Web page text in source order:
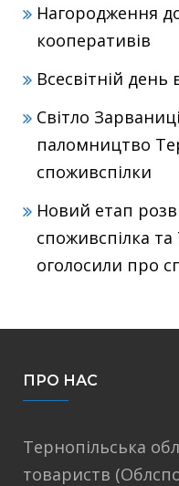
Нагородження
кооперативів
Всесвітній
Світло
паломництво
споживспілки
Новий етап
споживспілка
оголосили про
ПРО НАС
Тернопільська
товариств